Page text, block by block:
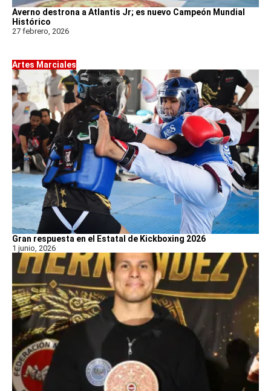
Averno destrona a Atlantis Jr; es nuevo Campeón Mundial
Histórico
27 febrero, 2026
Artes Marciales
Gran respuesta en el Estatal de Kickboxing 2026
1 junio, 2026